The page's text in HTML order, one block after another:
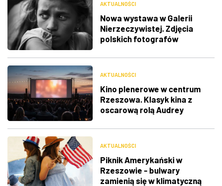
AKTUALNOŚCI
Nowa wystawa w Galerii
Nierzeczywistej. Zdjęcia
polskich fotografów
AKTUALNOŚCI
Kino plenerowe w centrum
Rzeszowa. Klasyk kina z
oscarową rolą Audrey
AKTUALNOŚCI
Piknik Amerykański w
Rzeszowie - bulwary
zamienią się w klimatyczną